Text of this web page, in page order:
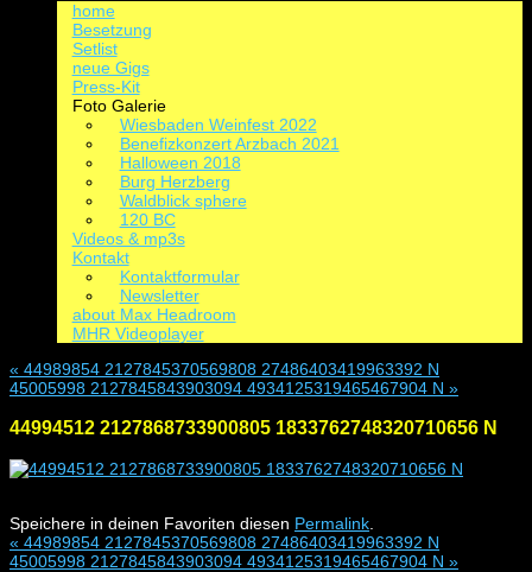
home
Besetzung
Setlist
neue Gigs
Press-Kit
Foto Galerie
Wiesbaden Weinfest 2022
Benefizkonzert Arzbach 2021
Halloween 2018
Burg Herzberg
Waldblick sphere
120 BC
Videos & mp3s
Kontakt
Kontaktformular
Newsletter
about Max Headroom
MHR Videoplayer
« 44989854 2127845370569808 27486403419963392 N
45005998 2127845843903094 4934125319465467904 N »
44994512 2127868733900805 1833762748320710656 N
Speichere in deinen Favoriten diesen Permalink
« 44989854 2127845370569808 27486403419963392 N
45005998 2127845843903094 4934125319465467904 N »